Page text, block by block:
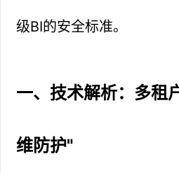
级BI的安全标准。
一、技术解析：多租
维防护"